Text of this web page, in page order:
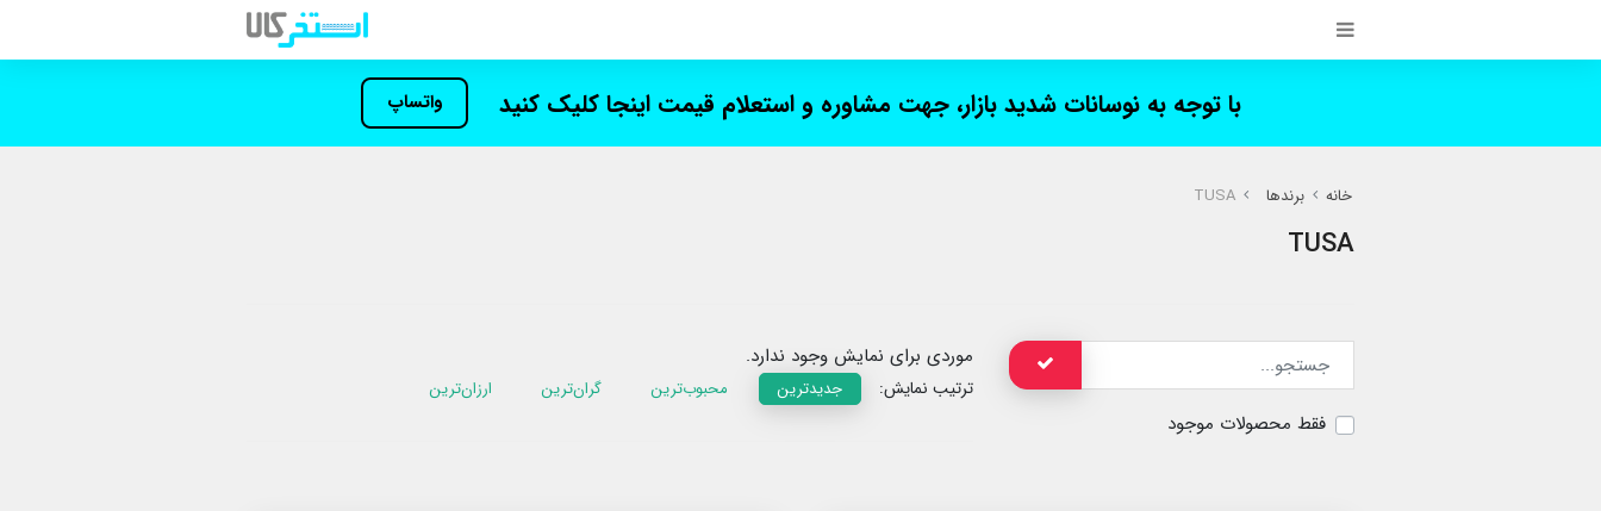
با توجه به نوسانات شدید بازار، جهت مشاوره و استعلام قیمت اینجا کلیک کنید واتساپ
خانه برندها TUSA
TUSA
فقط محصولات موجود
موردی برای نمایش وجود ندارد.
ترتیب نمایش: جدیدترین محبوب‌ترین گران‌ترین ارزان‌ترین